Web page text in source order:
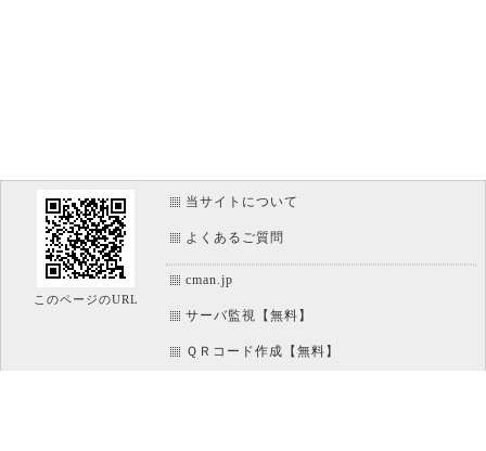
このページのURL
当サイトについて
よくあるご質問
cman.jp
サーバ監視【無料】
ＱＲコード作成【無料】